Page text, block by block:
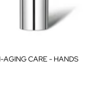
AGING CARE - HANDS